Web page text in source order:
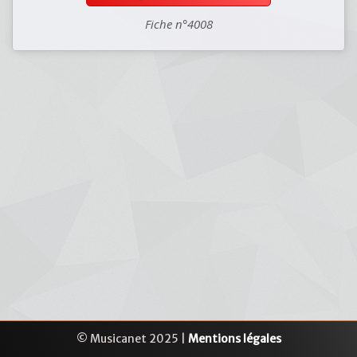
Fiche n°4008
© Musicanet 2025 | Mentions légales